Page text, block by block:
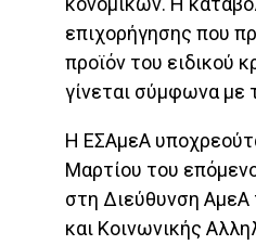
επιχορήγησης που
προϊόν του ειδικού
γίνεται σύμφωνα με
Η ΕΣΑμεΑ
Μαρτίου του
στη Διεύθυνση ΑμεΑ
και Κοινωνικής